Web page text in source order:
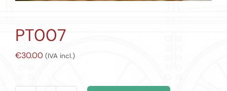
PT007
€30.00 (IVA incl.)